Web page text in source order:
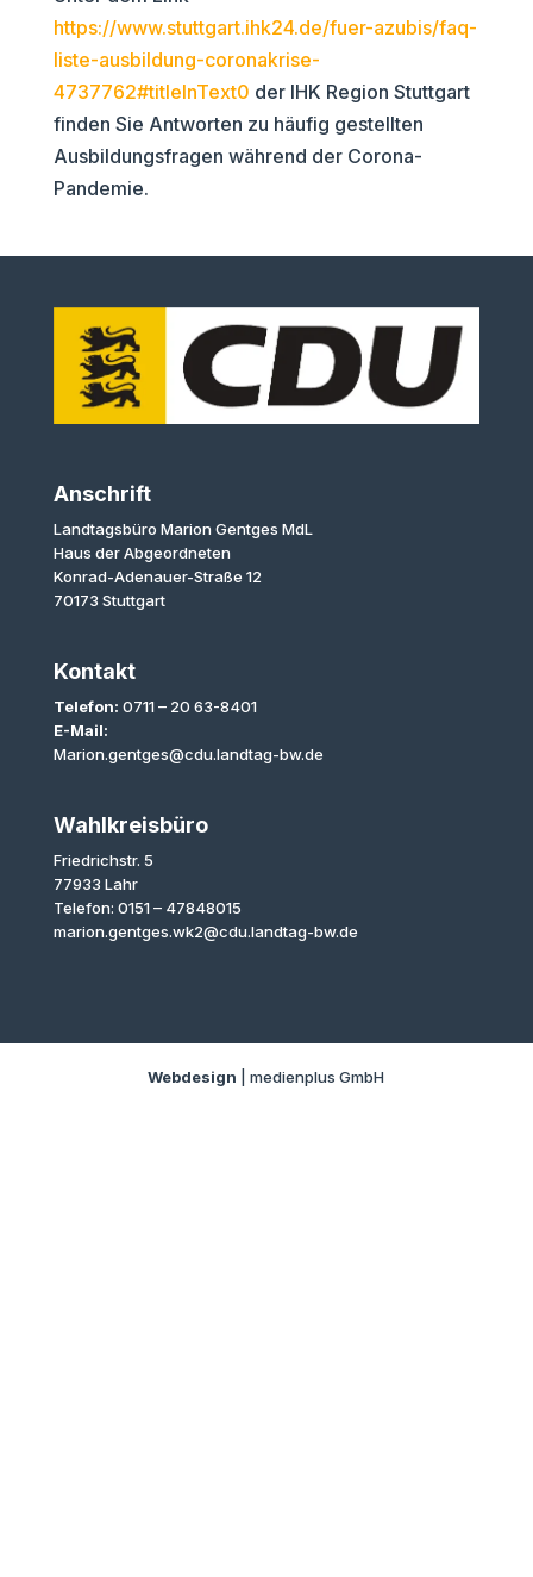
https://www.stuttgart.ihk24.de/fuer-azubis/faq-
liste-ausbildung-coronakrise-
4737762#titleInText0 der IHK Region Stuttgart
finden Sie Antworten zu häufig gestellten
Ausbildungsfragen während der Corona-
Pandemie.
Anschrift
Landtagsbüro Marion Gentges MdL
Haus der Abgeordneten
Konrad-Adenauer-Straße 12
70173 Stuttgart
Kontakt
Telefon: 0711 – 20 63-8401
E-Mail:
Marion.gentges@cdu.landtag-bw.de
Wahlkreisbüro
Friedrichstr. 5
77933 Lahr
Telefon: 0151 – 47848015
marion.gentges.wk2@cdu.landtag-bw.de
Webdesign | medienplus GmbH